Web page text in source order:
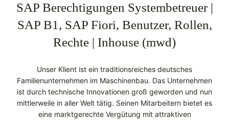
SAP Berechtigungen Systembetreuer |
SAP B1, SAP Fiori, Benutzer, Rollen,
Rechte | Inhouse (mwd)
Unser Klient ist ein traditionsreiches deutsches
Familienunternehmen im Maschinenbau. Das Unternehmen
ist durch technische Innovationen groß geworden und nun
mittlerweile in aller Welt tätig. Seinen Mitarbeitern bietet es
eine marktgerechte Vergütung mit attraktiven